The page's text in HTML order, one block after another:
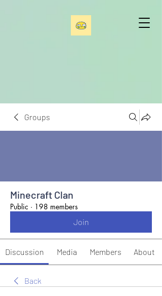
Groups
Minecraft Clan
Public · 198 members
Join
Discussion Media Members About
Back